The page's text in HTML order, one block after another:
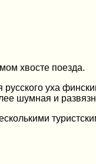
хвосте поезда.
уха
шумная и